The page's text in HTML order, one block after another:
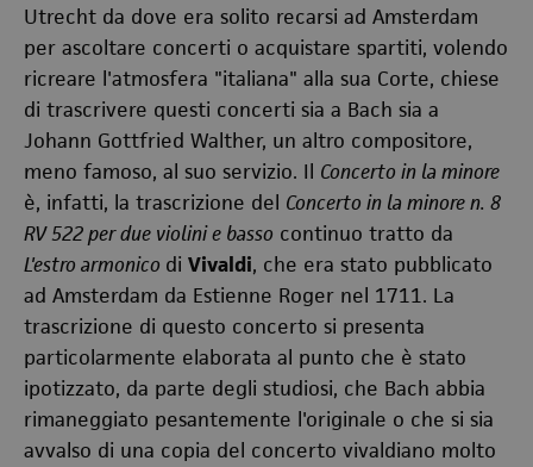
Utrecht da dove era solito recarsi ad Amsterdam
per ascoltare concerti o acquistare spartiti, volendo
ricreare l'atmosfera "italiana" alla sua Corte, chiese
di trascrivere questi concerti sia a Bach sia a
Johann Gottfried Walther, un altro compositore,
meno famoso, al suo servizio. Il Concerto in la minore
è, infatti, la trascrizione del Concerto in la minore n. 8
RV 522 per due violini e basso continuo tratto da
L'estro armonico di Vivaldi, che era stato pubblicato
ad Amsterdam da Estienne Roger nel 1711. La
trascrizione di questo concerto si presenta
particolarmente elaborata al punto che è stato
ipotizzato, da parte degli studiosi, che Bach abbia
rimaneggiato pesantemente l'originale o che si sia
avvalso di una copia del concerto vivaldiano molto